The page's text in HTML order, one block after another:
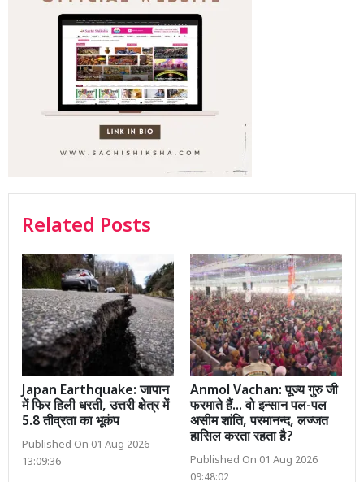
Related Posts
Japan Earthquake: जापान
में फिर हिली धरती, उत्तरी क्षेत्र में
5.8 तीव्रता का भूकंप
Published On 01 Aug 2026
13:09:36
Anmol Vachan: पूज्य गुरु जी
फरमाते हैं... वो इन्सान पल-पल
असीम शांति, परमानन्द, लज्जत
हासिल करता रहता है?
Published On 01 Aug 2026
09:48:02